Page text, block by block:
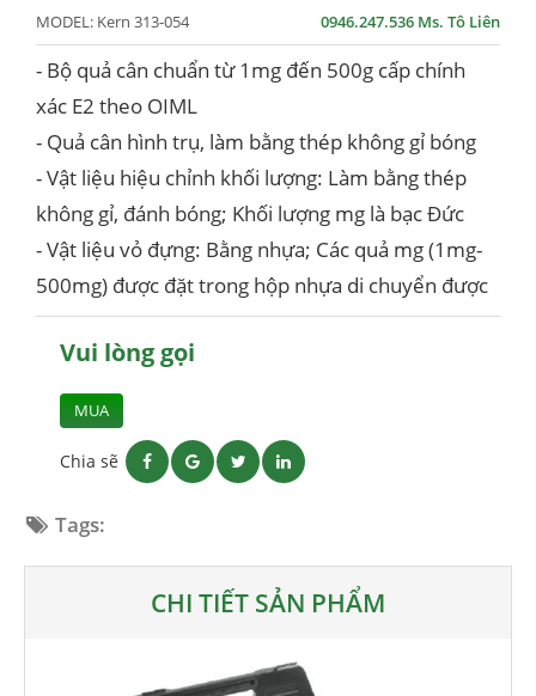
MODEL: Kern 313-054 0946.247.536 Ms. Tô Liên
- Bộ quả cân chuẩn từ 1mg đến 500g cấp chính
xác E2 theo OIML
- Quả cân hình trụ, làm bằng thép không gỉ bóng
- Vật liệu hiệu chỉnh khối lượng: Làm bằng thép
không gỉ, đánh bóng; Khối lượng mg là bạc Đức
- Vật liệu vỏ đựng: Bằng nhựa; Các quả mg (1mg-
500mg) được đặt trong hộp nhựa di chuyển được
Vui lòng gọi
MUA
Chia sẽ
Tags:
CHI TIẾT SẢN PHẨM